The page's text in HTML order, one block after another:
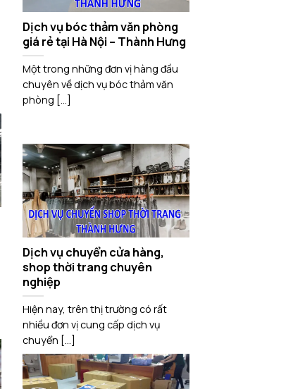
Dịch vụ bóc thảm văn phòng
giá rẻ tại Hà Nội – Thành Hưng
Một trong những đơn vị hàng đầu
chuyên về dịch vụ bóc thảm văn
phòng [...]
Dịch vụ chuyển cửa hàng,
shop thời trang chuyên
nghiệp
Hiện nay, trên thị trường có rất
nhiều đơn vị cung cấp dịch vụ
chuyển [...]